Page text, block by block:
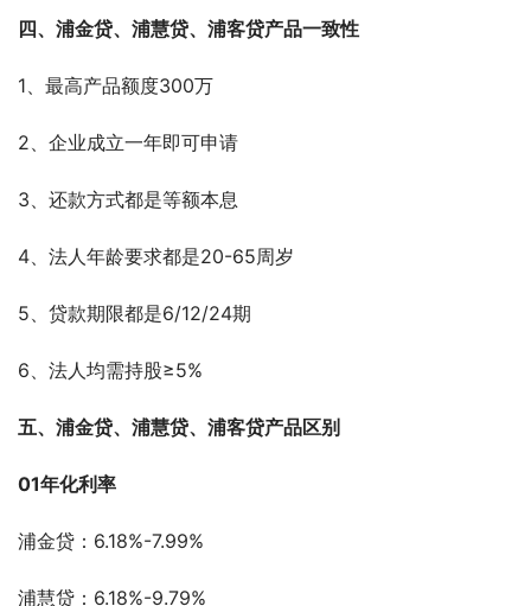
四、浦金贷、浦慧贷、浦客贷产品一致性
1、最高产品额度300万
2、企业成立一年即可申请
3、还款方式都是等额本息
4、法人年龄要求都是20-65周岁
5、贷款期限都是6/12/24期
6、法人均需持股≥5%
五、浦金贷、浦慧贷、浦客贷产品区别
01年化利率
浦金贷：6.18%-7.99%
浦慧贷：6.18%-9.79%